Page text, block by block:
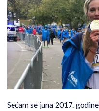
Sećam se juna 2017.